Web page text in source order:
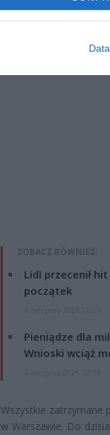
ZOBACZ RÓWNIEŻ:
Lidl przecenił
początek
Pieniądze dla
Wnioski wciąż
Wszystkie zatrzymane
w Warszawie. Do